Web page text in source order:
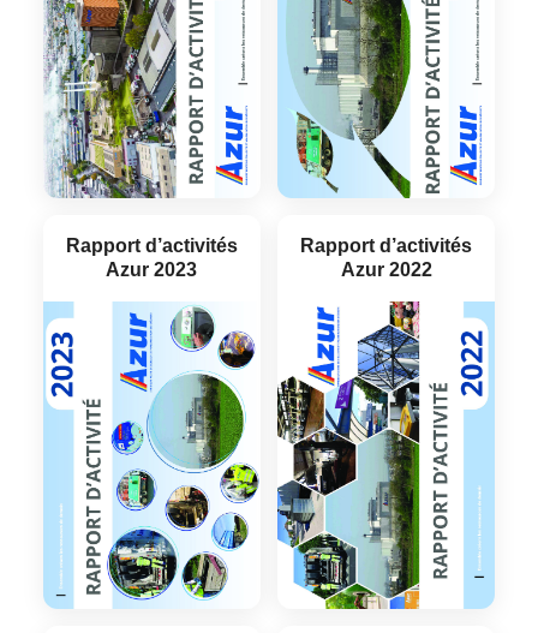
Rapport d’activités
Azur 2023
Rapport d’activités
Azur 2022